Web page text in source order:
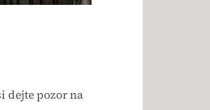
dejte pozor na